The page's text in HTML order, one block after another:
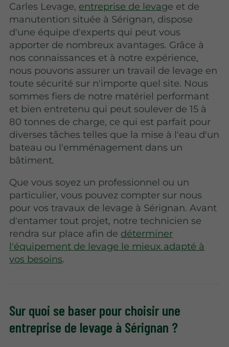
Carles Levage, entreprise de levage et de
manutention située à Sérignan, dispose
d'une équipe d'experts qui peut vous
apporter de nombreux avantages. Grâce à
nos connaissances et à notre expérience,
nous pouvons assurer un travail de levage en
toute sécurité sur n'importe quel site. Nous
sommes fiers de notre matériel performant
et bien entretenu qui peut soulever de 15 à
80 tonnes de charge, ce qui est parfait pour
diverses tâches telles que la mise à l'eau d'un
bateau ou l'emménagement dans un
bâtiment.
Que vous soyez un professionnel ou un
particulier, vous pouvez compter sur nous
pour vos travaux de levage à Sérignan. Avant
d'entamer tout projet, notre technicien se
rendra sur place afin de déterminer
l'équipement de levage le mieux adapté à
vos besoins.
Sur quoi se baser pour choisir une
entreprise de levage à Sérignan ?